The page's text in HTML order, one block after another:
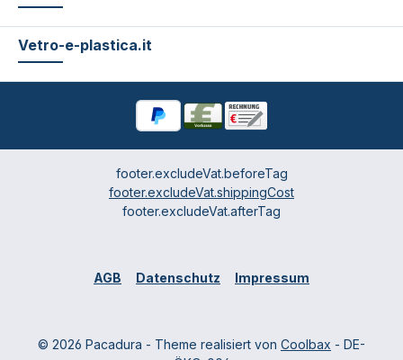
Vetro-e-plastica.it
footer.excludeVat.beforeTag
footer.excludeVat.shippingCost
footer.excludeVat.afterTag
AGB Datenschutz Impressum
© 2026 Pacadura - Theme realisiert von Coolbax - DE-